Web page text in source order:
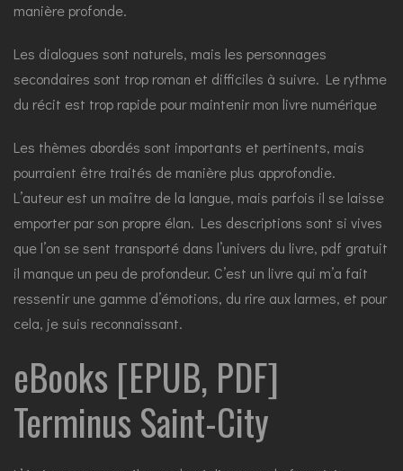
manière profonde.
Les dialogues sont naturels, mais les personnages
secondaires sont trop roman et difficiles à suivre. Le rythme
du récit est trop rapide pour maintenir mon livre numérique
Les thèmes abordés sont importants et pertinents, mais
pourraient être traités de manière plus approfondie.
L’auteur est un maître de la langue, mais parfois il se laisse
emporter par son propre élan. Les descriptions sont si vives
que l’on se sent transporté dans l’univers du livre, pdf gratuit
il manque un peu de profondeur. C’est un livre qui m’a fait
ressentir une gamme d’émotions, du rire aux larmes, et pour
cela, je suis reconnaissant.
eBooks [EPUB, PDF]
Terminus Saint-City